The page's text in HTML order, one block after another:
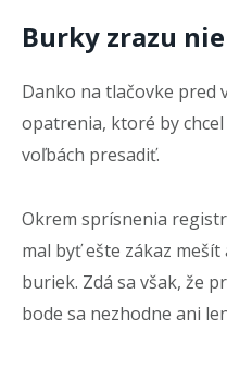
Burky zrazu nie
Danko na tlačovke pred
opatrenia, ktoré by
voľbách presadiť.
Okrem sprísnenia
mal byť ešte zákaz
buriek. Zdá sa však, že
bode sa nezhodne ani